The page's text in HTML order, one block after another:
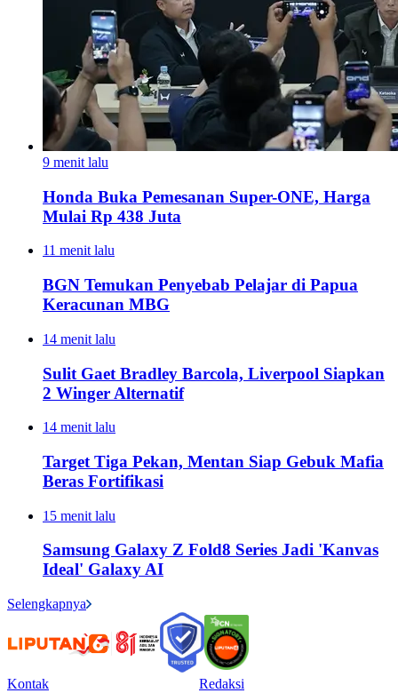
9 menit lalu
Honda Buka Pemesanan Super-ONE, Harga
Mulai Rp 438 Juta
11 menit lalu
BGN Temukan Penyebab Pelajar di Papua
Keracunan MBG
14 menit lalu
Sulit Gaet Bradley Barcola, Liverpool Siapkan
2 Winger Alternatif
14 menit lalu
Target Tiga Pekan, Mentan Siap Gebuk Mafia
Beras Fortifikasi
15 menit lalu
Samsung Galaxy Z Fold8 Series Jadi 'Kanvas
Ideal' Galaxy AI
Selengkapnya
Kontak
Redaksi